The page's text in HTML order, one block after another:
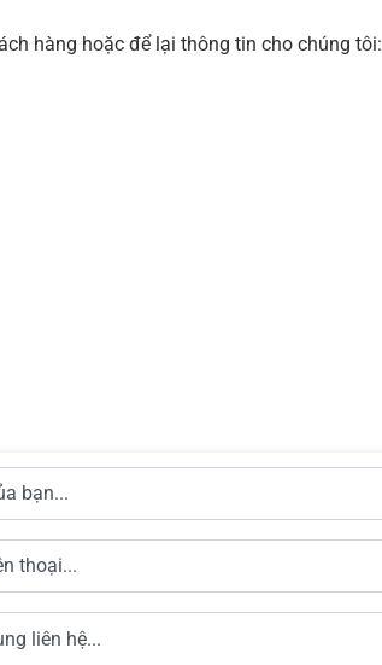
hàng hoặc để lại thông tin cho chúng tôi: